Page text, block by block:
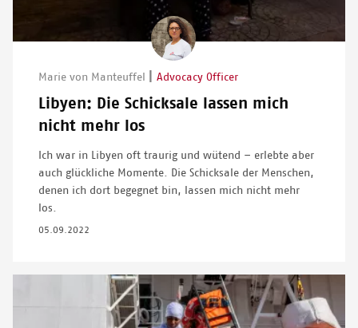
Image
Marie von Manteuffel Advocacy Officer
Libyen: Die Schicksale lassen mich
nicht mehr los
Ich war in Libyen oft traurig und wütend – erlebte aber
auch glückliche Momente. Die Schicksale der Menschen,
denen ich dort begegnet bin, lassen mich nicht mehr
los.
05.09.2022